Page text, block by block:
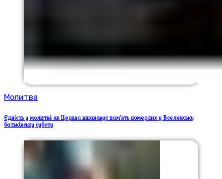
Молитва
Єдність у молитві: як Церква вшановує пам’ять померлих у Вселенську
батьківську суботу